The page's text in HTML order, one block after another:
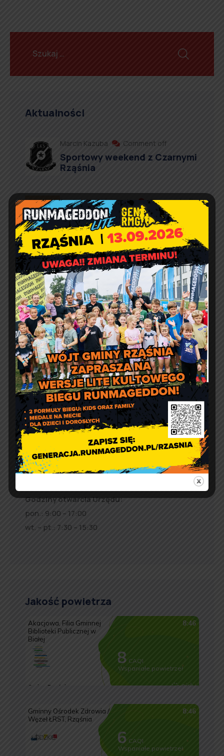
Aktualności
Marcin Kazuba Comment off
Sportowy weekend z Czarnymi
Rząśnia
Agnieszka Wiśniewska Comment off
Prośba o szanowanie i
prawidłowe użycie
defibrylatorów AED
Artur Ruka Comment off
Relacja z Pikniku Rodzinnego
w Suchowoli
Kontakt
Urząd Gminy w Rząśni
ul. 1 Maja 37
98 – 332 Rząśnia
AE:PL-57726-56911-GBSAJ-23
adres email:gmina@rzasnia.pl
tel. 44 631-71-22 (biuro podawcze)
Godziny otwarcia Urzędu:
pon.: 9:00 – 17:00
wt. – pt.: 7:30 – 15:30
Jakość powietrza